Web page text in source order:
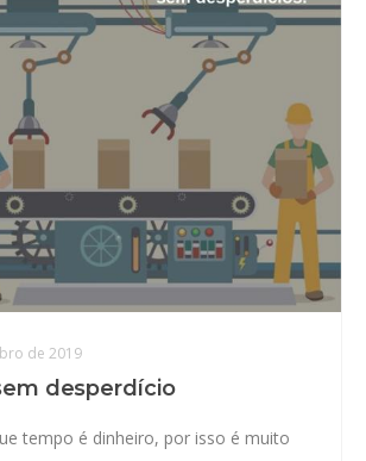
de 2019
desperdício
tempo é dinheiro, por isso é muito